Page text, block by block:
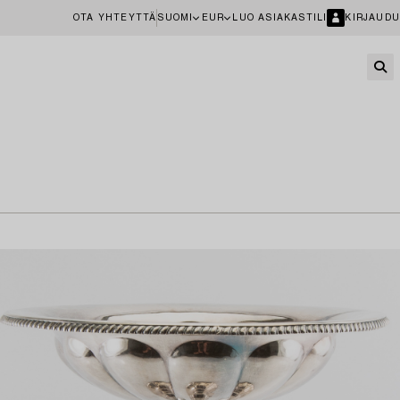
OTA YHTEYTTÄ SUOMI EUR LUO ASIAKASTILI KIRJAUDU